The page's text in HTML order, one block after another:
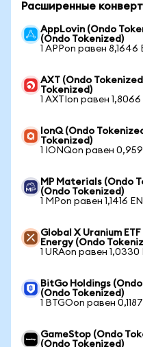
Расширенные
AppLovin (Ondo
(Ondo Tokenized)
1 APPon равен 8,1646
AXT (Ondo
Tokenized)
1 AXTIon равен
IonQ (Ondo
Tokenized)
1 IONQon равен
MP Materials (Ondo
(Ondo Tokenized)
1 MPon равен 1,1416
Global X Uranium
Energy (Ondo
1 URAon равен 1,0330
BitGo Holdings
(Ondo Tokenized)
1 BTGOon равен
GameStop (Ondo
(Ondo Tokenized)